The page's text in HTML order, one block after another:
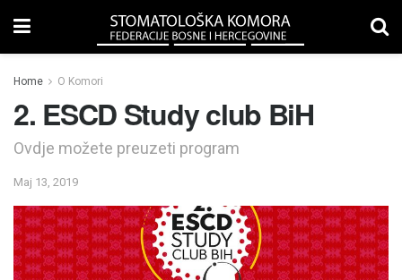
Home O Komori
2. ESCD Study club BiH
Ovdje možete preuzeti program
Maj 13, 2019